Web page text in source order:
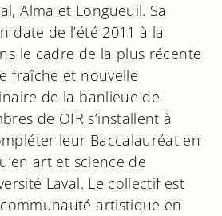
Alma et Longueuil. Sa
date de l’été 2011 à la
le cadre de la plus récente
fraîche et nouvelle
de la banlieue de
de OIR s’installent à
leur Baccalauréat en
art et science de
Laval. Le collectif est
artistique en